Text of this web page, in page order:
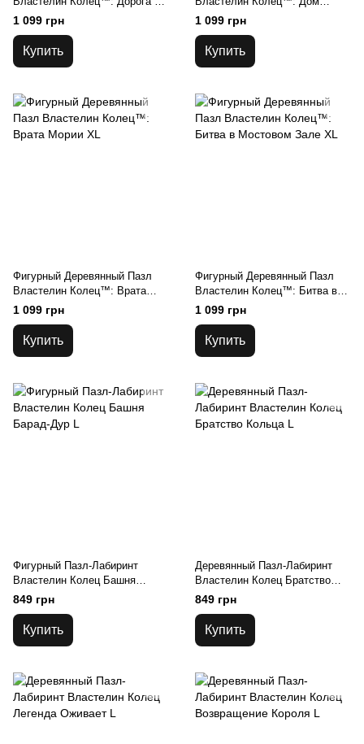
Шира XL
1 099 грн
Купить
Элронда – Ривендейл XL
1 099 грн
Купить
Фигурный Деревянный Пазл
Властелин Колец™: Врата
Мории XL
1 099 грн
Купить
Фигурный Деревянный Пазл
Властелин Колец™: Битва в
Мостовом Зале XL
1 099 грн
Купить
Фигурный Пазл-Лабиринт
Властелин Колец Башня
Барад-Дур L
849 грн
Купить
Деревянный Пазл-Лабиринт
Властелин Колец Братство
Кольца L
849 грн
Купить